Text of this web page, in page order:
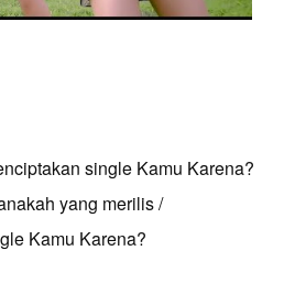
single Kamu Karena?
yang merilis /
Kamu Karena?